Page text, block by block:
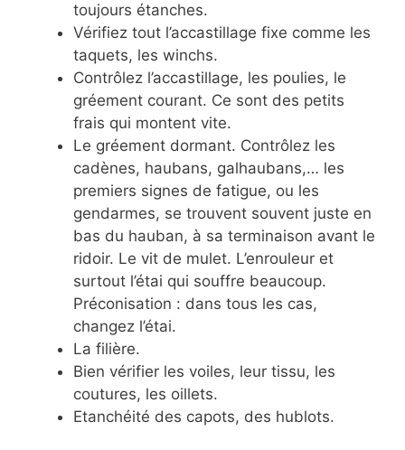
toujours étanches.
Vérifiez tout l’accastillage fixe comme les
taquets, les winchs.
Contrôlez l’accastillage, les poulies, le
gréement courant. Ce sont des petits
frais qui montent vite.
Le gréement dormant. Contrôlez les
cadènes, haubans, galhaubans,… les
premiers signes de fatigue, ou les
gendarmes, se trouvent souvent juste en
bas du hauban, à sa terminaison avant le
ridoir. Le vit de mulet. L’enrouleur et
surtout l’étai qui souffre beaucoup.
Préconisation : dans tous les cas,
changez l’étai.
La filière.
Bien vérifier les voiles, leur tissu, les
coutures, les oillets.
Etanchéité des capots, des hublots.